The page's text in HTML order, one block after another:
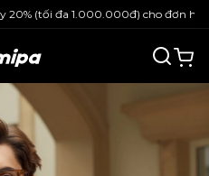
(tối đa 1.000.000đ) cho đơn hàng